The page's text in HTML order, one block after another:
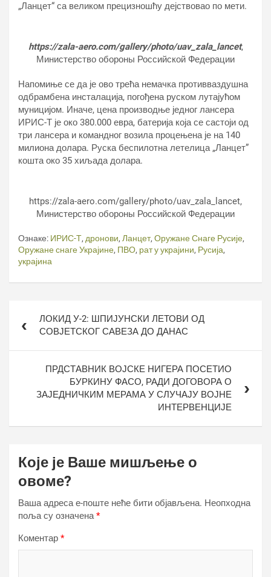
„Ланцет“ са великом прецизношћу дејствовао по мети.
https://zala-aero.com/gallery/photo/uav_zala_lancet,
Министерство обороны Российской Федерации
Напомиње се да је ово трећа немачка противваздушна
одбрамбена инсталација, погођена руском лутајућом
муницијом. Иначе, цена производње једног лансера
ИРИС-Т је око 380.000 евра, батерија која се састоји од
три лансера и командног возила процењена је на 140
милиона долара. Руска беспилотна летелица „Ланцет”
кошта око 35 хиљада долара.
https://zala-aero.com/gallery/photo/uav_zala_lancet,
Министерство обороны Российской Федерации
Ознаке: ИРИС-Т, дронови, Ланцет, Оружане Снаге Русије,
Оружане снаге Украјине, ПВО, рат у украјини, Русија,
украјина
чланкаЛОКИД У-2: ШПИЈУНСКИ ЛЕТОВИ ОД
СОВЈЕТСКОГ САВЕЗА ДО ДАНАС
ПРДСТАВНИК ВОЈСКЕ НИГЕРА ПОСЕТИО
БУРКИНУ ФАСО, РАДИ ДОГОВОРА О
ЗАЈЕДНИЧКИМ МЕРАМА У СЛУЧАЈУ ВОЈНЕ
ИНТЕРВЕНЦИЈЕ
Које је Ваше мишљење о
овоме?
Ваша адреса е-поште неће бити објављена. Неопходна
поља су означена*
Коментар *